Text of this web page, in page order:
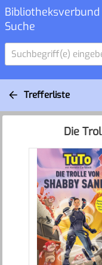
Suche
Suchbegriff(e)
Trefferliste
Die